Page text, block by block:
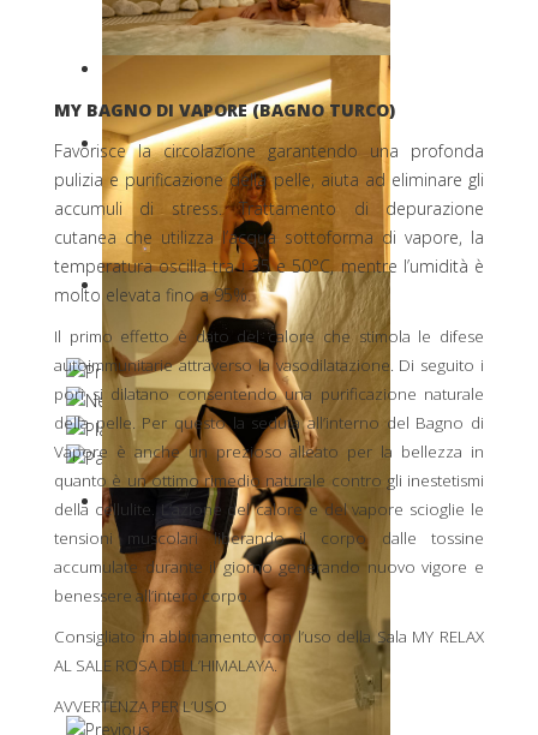
MY BAGNO DI VAPORE (BAGNO TURCO)
Favorisce la circolazione garantendo una profonda
pulizia e purificazione della pelle, aiuta ad eliminare gli
accumuli di stress. Trattamento di depurazione
cutanea che utilizza l’acqua sottoforma di vapore, la
temperatura oscilla tra i 35 e 50°C, mentre l’umidità è
molto elevata fino a 95%.
Il primo effetto è dato del calore che stimola le difese
autoimmunitarie attraverso la vasodilatazione. Di seguito i
pori si dilatano consentendo una purificazione naturale
della pelle. Per questo la seduta all’interno del Bagno di
Vapore è anche un prezioso alleato per la bellezza in
quanto è un ottimo rimedio naturale contro gli inestetismi
della cellulite. L’azione del calore e del vapore scioglie le
tensioni muscolari liberando il corpo dalle tossine
accumulate durante il giorno generando nuovo vigore e
benessere all’intero corpo.
Consigliato in abbinamento con l’uso della Sala MY RELAX
AL SALE ROSA DELL’HIMALAYA.
AVVERTENZA PER L’USO